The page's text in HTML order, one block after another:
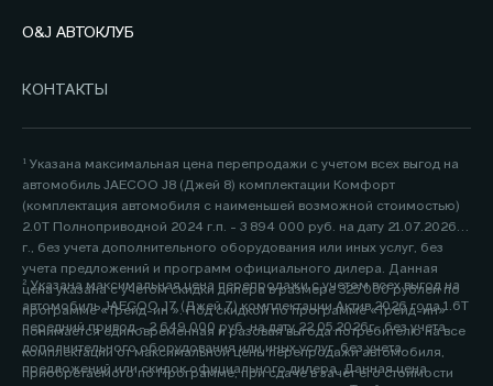
O&J АВТОКЛУБ
КОНТАКТЫ
¹ Указана максимальная цена перепродажи с учетом всех выгод на
автомобиль JAECOO J8 (Джей 8) комплектации Комфорт
(комплектация автомобиля с наименьшей возможной стоимостью)
2.0Т Полноприводной 2024 г.п. - 3 894 000 руб. на дату 21.07.2026
г., без учета дополнительного оборудования или иных услуг, без
учета предложений и программ официального дилера. Данная
цена указана с учетом скидки дилера в размере 325 000 рублей по
программе «Трейд-ин ». Под скидкой по программе «Трейд-ин»
понимается единовременная и разовая выгода потребителю на все
комплектации от максимальной цены перепродажи автомобиля,
приобретаемого по Программе, при сдаче в зачёт его стоимости
² Указана максимальная цена перепродажи с учетом всех выгод на
автомобиль JAECOO J7 (Джей 7) комплектации Актив 2026 года 1.6Т
передний привод - 2 649 000 руб. на дату 22.05.2026г., без учета
дополнительного оборудования или иных услуг, без учета
предложений или скидок официального дилера. Данная цена